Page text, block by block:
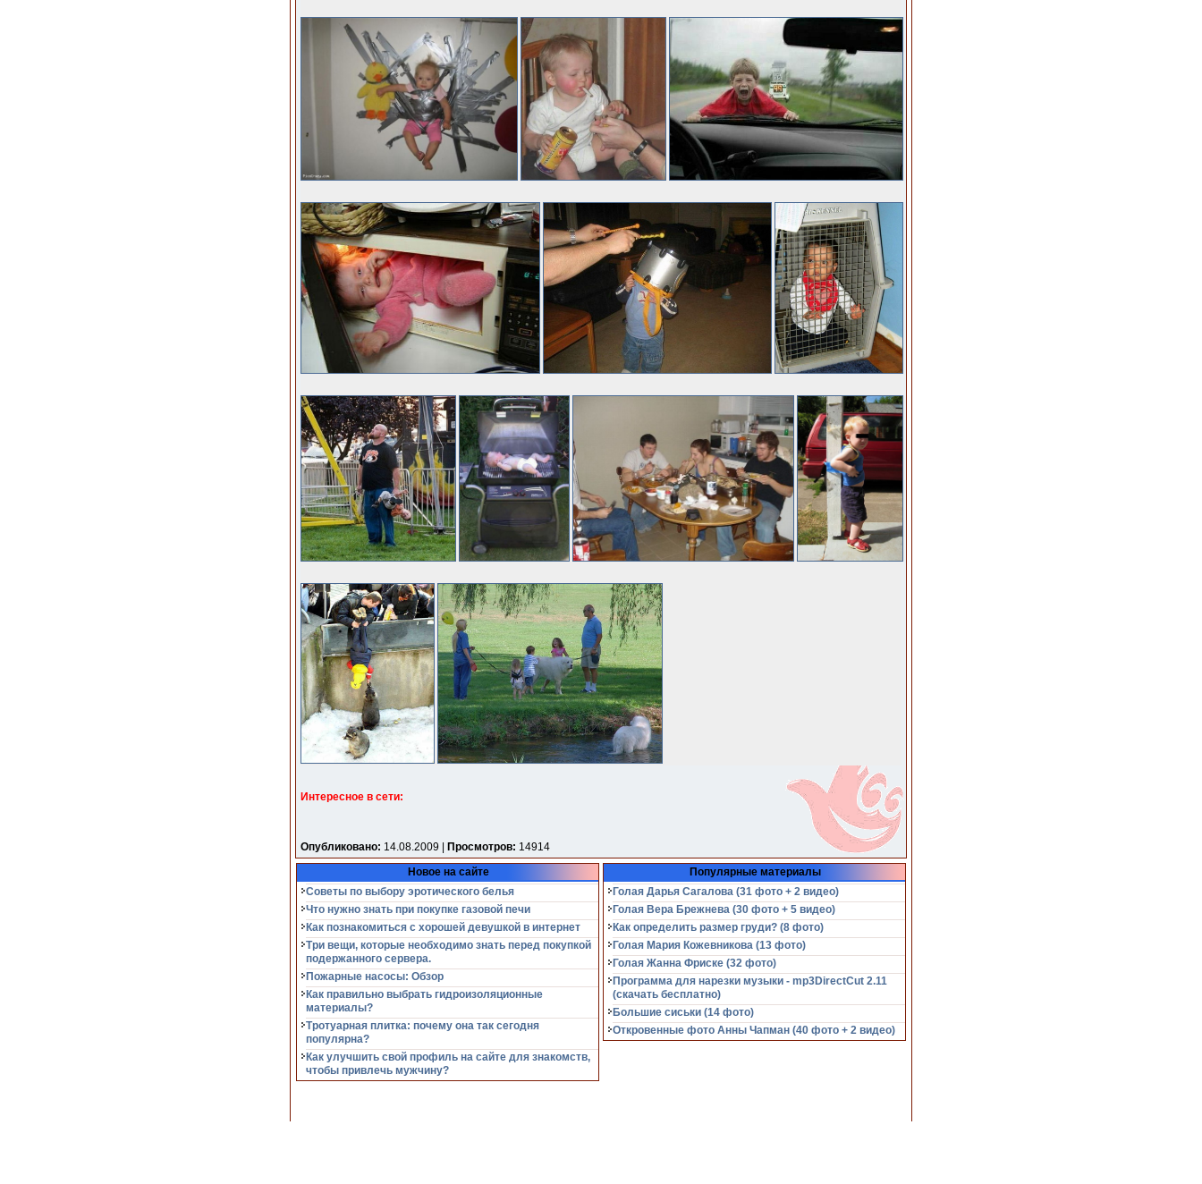
Интересное в сети:
Опубликовано: 14.08.2009 | Просмотров: 14914
Новое на сайте
Советы по выбору эротического белья
Что нужно знать при покупке газовой печи
Как познакомиться с хорошей девушкой в интернет
Три вещи, которые необходимо знать перед покупкой
подержанного сервера.
Пожарные насосы: Обзор
Как правильно выбрать гидроизоляционные
материалы?
Тротуарная плитка: почему она так сегодня
популярна?
Как улучшить свой профиль на сайте для знакомств,
чтобы привлечь мужчину?
Популярные материалы
Голая Дарья Сагалова (31 фото + 2 видео)
Голая Вера Брежнева (30 фото + 5 видео)
Как определить размер груди? (8 фото)
Голая Мария Кожевникова (13 фото)
Голая Жанна Фриске (32 фото)
Программа для нарезки музыки - mp3DirectCut 2.11
(cкачать бесплатно)
Большие сиськи (14 фото)
Откровенные фото Анны Чапман (40 фото + 2 видео)